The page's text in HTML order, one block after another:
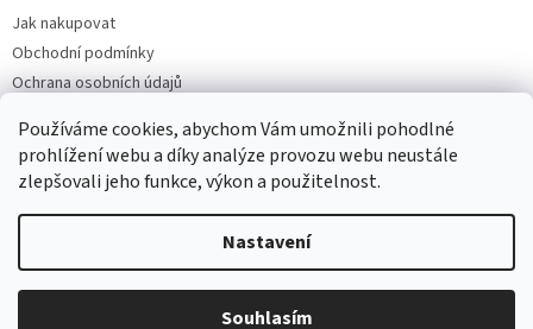
Používáme cookies, abychom Vám umožnili pohodlné
prohlížení webu a díky analýze provozu webu neustále
zlepšovali jeho funkce, výkon a použitelnost.
Nastavení
Souhlasím
Jak nakupovat
Obchodní podmínky
Ochrana osobních údajů
Doprava a platba
Vytvořil Shoptet
Grampus. Všechna práva vyhrazena.